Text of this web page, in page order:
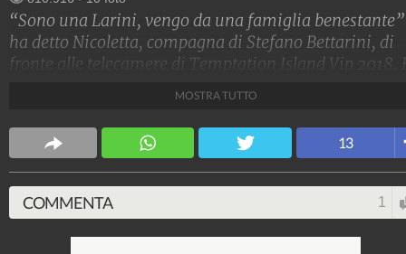
“Sono una Larini, vengo da una famiglia benestante”
ha detto Nicoletta, compagna di Stefano Bettarini, di
fronte alle telecamere di Temptation Island Vip 2018.
una delle famiglie più in vista della Versilia.
4.053.344.358-9.454 video-76.076 foto
MOSTRA TUTTO
13
COMMENTA 1